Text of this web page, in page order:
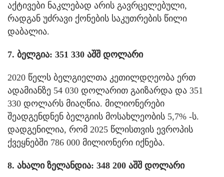
აქტივები ნაკლებად არის გავრცელებული,
რადგან უძრავი ქონების საკუთრების წილი
დაბალია.
7. ბელგია: 351 330 აშშ დოლარი
2020 წელს ბელგიელთა კეთილდღეობა ერთ
ადამიანზე 54 030 დოლარით გაიზარდა და 351
330 დოლარს მიაღწია. მილიონერები
შეადგენდნენ ბელგიის მოსახლეობის 5,7% -ს.
დადგენილია, რომ 2025 წლისთვის ევროპის
ქვეყნებში 786 000 მილიონერი იქნება.
8. ახალი ზელანდია: 348 200 აშშ დოლარი